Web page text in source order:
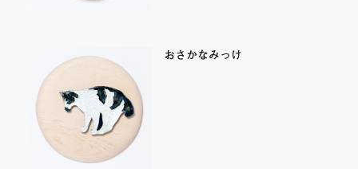
おさかなみっけ